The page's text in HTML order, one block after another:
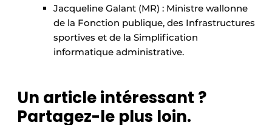
Jacqueline Galant (MR) : Ministre wallonne
de la Fonction publique, des Infrastructures
sportives et de la Simplification
informatique administrative.
Un article intéressant ?
Partagez-le plus loin.